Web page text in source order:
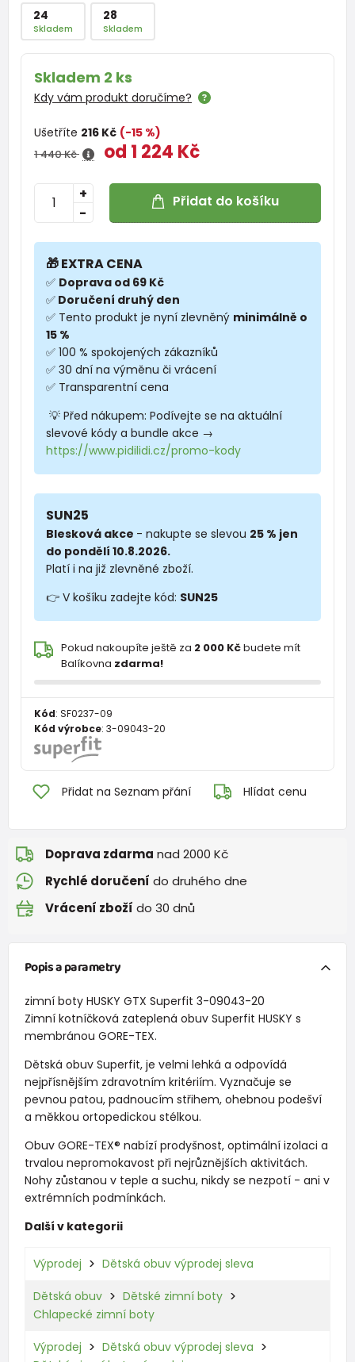
24
Skladem
28
Skladem
Skladem 2 ks
Kdy vám produkt doručíme?
Ušetříte 216 Kč (-15 %)
1 440 Kč od 1 224 Kč
-
+ Přidat do košíku
🎁 EXTRA CENA
✅ Doprava od 69 Kč
✅ Doručení druhý den
✅ Tento produkt je nyní zlevněný minimálně o
15 %
✅ 100 % spokojených zákazníků
✅ 30 dní na výměnu či vrácení
✅ Transparentní cena
💡 Před nákupem: Podívejte se na aktuální
slevové kódy a bundle akce →
https://www.pidilidi.cz/promo-kody
SUN25
Blesková akce - nakupte se slevou 25 % jen
do pondělí 10.8.2026.
Platí i na již zlevněné zboží.
👉 V košíku zadejte kód: SUN25
Pokud nakoupíte ještě za 2 000 Kčbudete mít
Balíkovna zdarma!
Kód: SF0237-09
Kód výrobce: 3-09043-20
Přidat na Seznam přání Hlídat cenu
Doprava zdarma nad 2000 Kč
Rychlé doručení do druhého dne
Vrácení zboží do 30 dnů
Popis a parametry
zimní boty HUSKY GTX Superfit 3-09043-20
Zimní kotníčková zateplená obuv Superfit HUSKY s
membránou GORE-TEX.
Dětská obuv Superfit, je velmi lehká a odpovídá
nejpřísnějším zdravotním kritériím. Vyznačuje se
pevnou patou, padnoucím střihem, ohebnou podešví
a měkkou ortopedickou stélkou.
Obuv GORE-TEX® nabízí prodyšnost, optimální izolaci a
trvalou nepromokavost při nejrůznějších aktivitách.
Nohy zůstanou v teple a suchu, nikdy se nezpotí - ani v
extrémních podmínkách.
Další v kategorii
Výprodej Dětská obuv výprodej sleva
Dětská obuv
Dětské zimní boty
Chlapecké zimní boty
Výprodej
Dětská obuv výprodej sleva